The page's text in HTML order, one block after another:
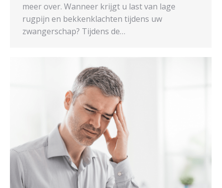
meer over. Wanneer krijgt u last van lage
rugpijn en bekkenklachten tijdens uw
zwangerschap? Tijdens de…